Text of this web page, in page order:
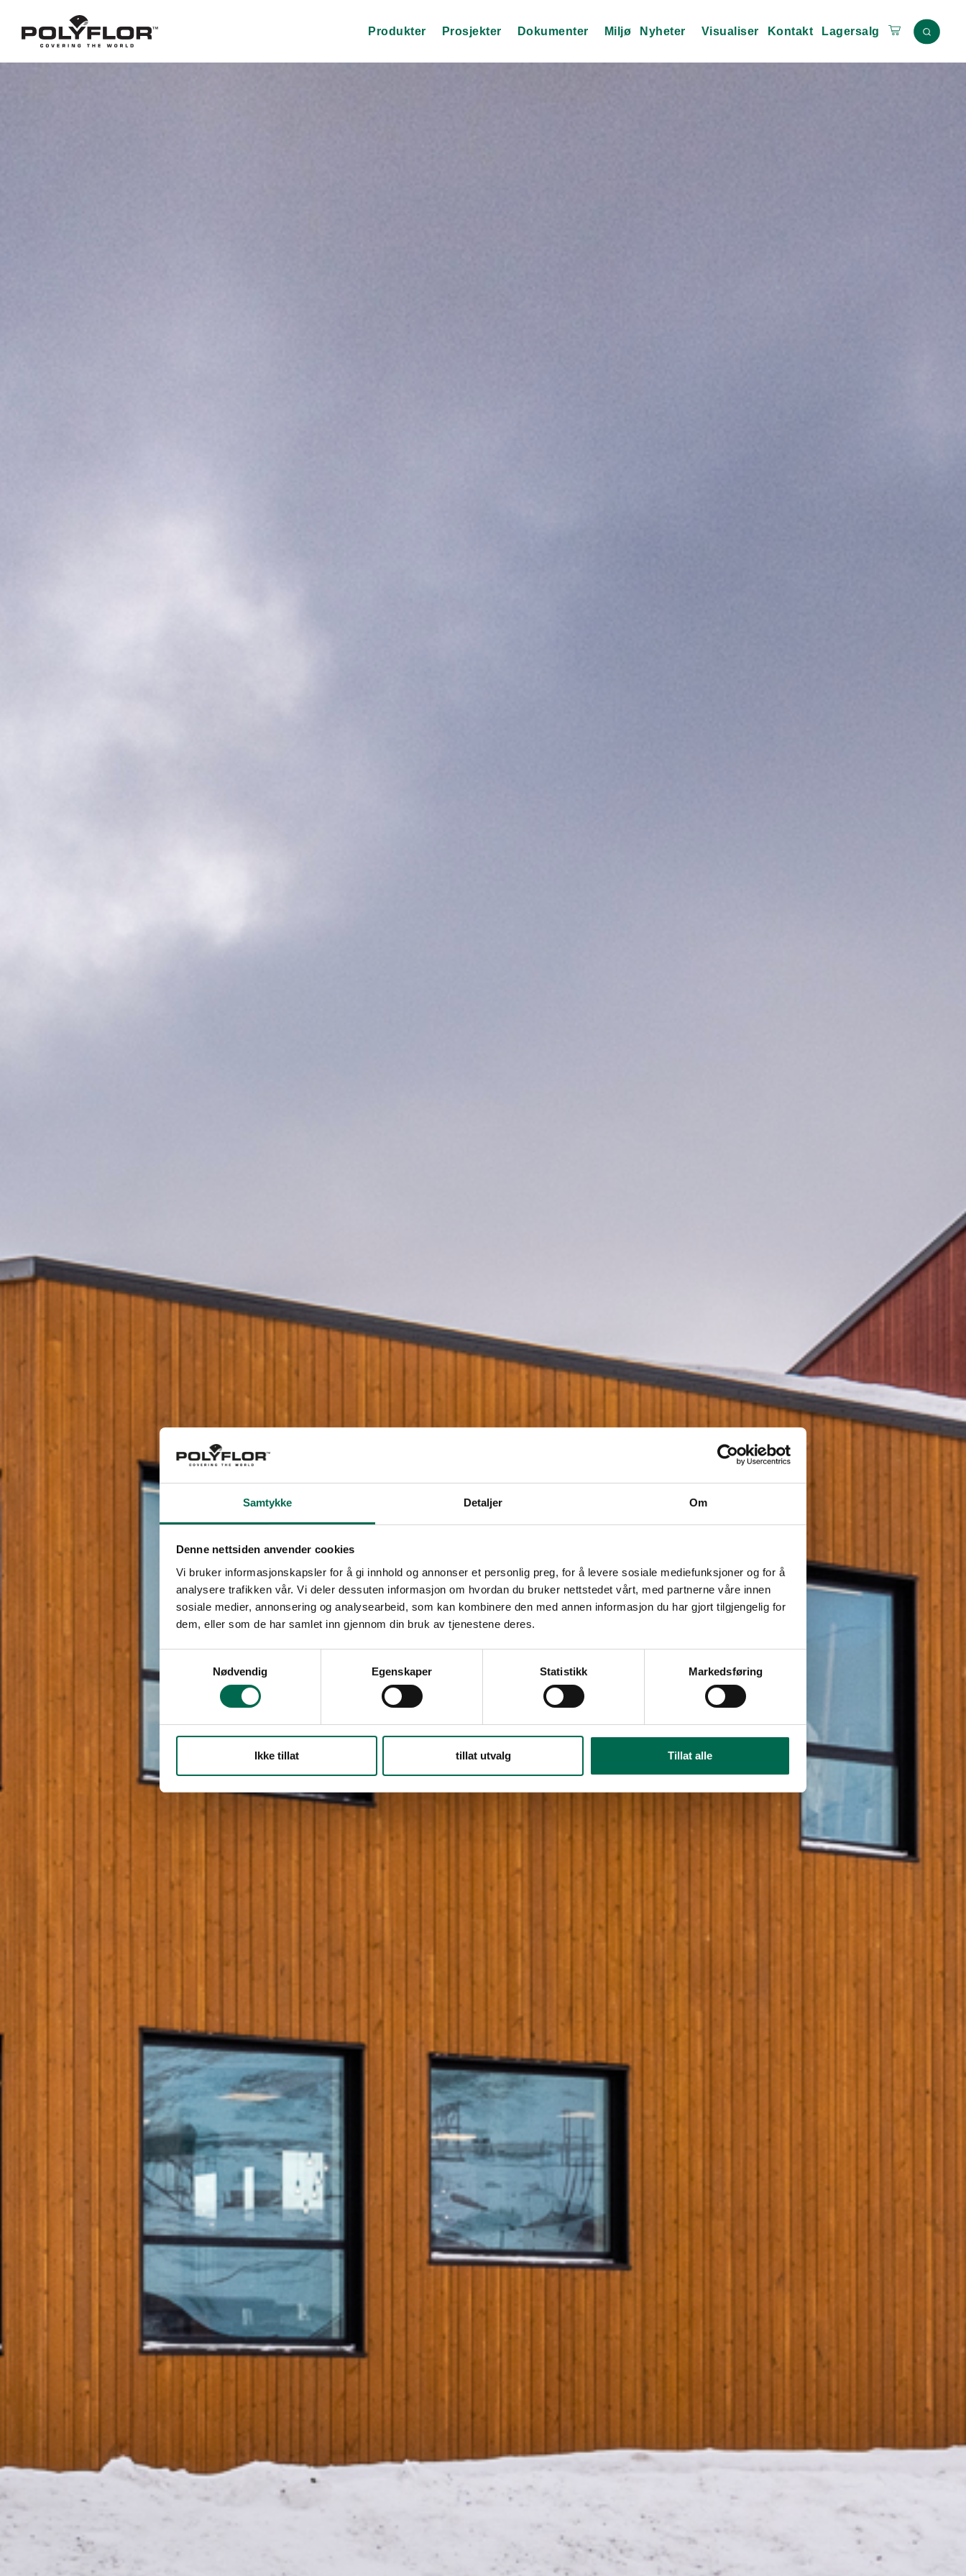
Samtykke Detaljer Om
Denne nettsiden anvender cookies
Vi bruker informasjonskapsler for å gi innhold og annonser et personlig preg, for å levere sosiale mediefunksjoner og for å
analysere trafikken vår. Vi deler dessuten informasjon om hvordan du bruker nettstedet vårt, med partnerne våre innen
sosiale medier, annonsering og analysearbeid, som kan kombinere den med annen informasjon du har gjort tilgjengelig for
dem, eller som de har samlet inn gjennom din bruk av tjenestene deres.
Nødvendig
Egenskaper Statistikk Markedsføring
Ikke tillat tillat utvalg Tillat alle
Produkter Prosjekter Dokumenter Miljø Nyheter Visualiser Kontakt Lagersalg